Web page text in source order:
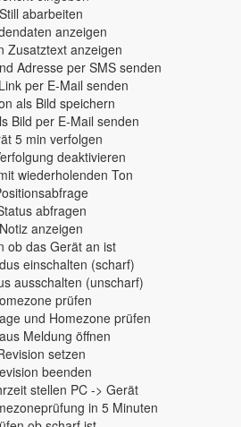
Still abarbeiten
anzeigen
Zusatztext anzeigen
Adresse per SMS senden
per E-Mail senden
als Bild speichern
Bild per E-Mail senden
5 min verfolgen
deaktivieren
wiederholenden Ton
abfragen
Notiz anzeigen
ob das Gerät an ist
einschalten (scharf)
ausschalten (unscharf)
prüfen
und Homezone prüfen
Meldung öffnen
setzen
beenden
stellen PC -> Gerät
in 5 Minuten